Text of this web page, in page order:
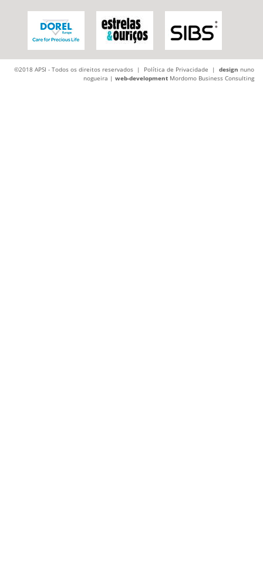
©2018 APSI - Todos os direitos reservados | Política de Privacidade | design nuno
nogueira | web-development Mordomo Business Consulting